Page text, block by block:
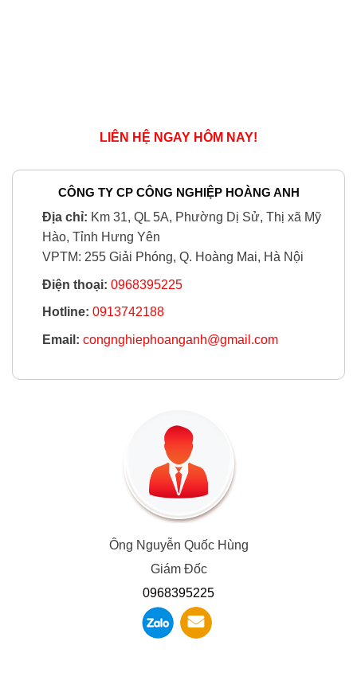
LIÊN HỆ NGAY HÔM NAY!
CÔNG TY CP CÔNG NGHIỆP HOÀNG ANH
Địa chỉ: Km 31, QL 5A, Phường Dị Sử, Thị xã Mỹ
Hào, Tỉnh Hưng Yên
VPTM: 255 Giải Phóng, Q. Hoàng Mai, Hà Nội
Điện thoại: 0968395225
Hotline: 0913742188
Email: congnghiephoanganh@gmail.com
Ông Nguyễn Quốc Hùng
Giám Đốc
0968395225